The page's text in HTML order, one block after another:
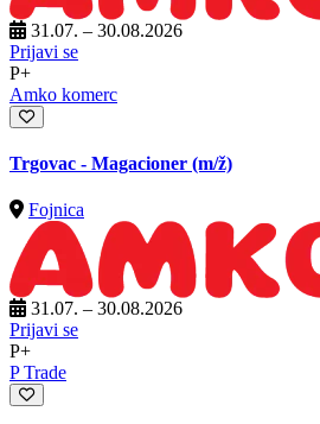
31.07. – 30.08.2026
Prijavi se
P+
Amko komerc
Trgovac - Magacioner (m/ž)
Fojnica
31.07. – 30.08.2026
Prijavi se
P+
P Trade